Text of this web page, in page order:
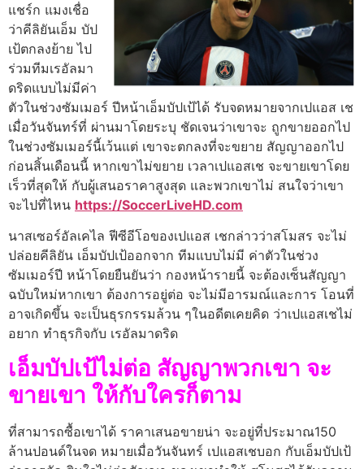
แชร์ก แมงเชื่อ
ว่าคีลิยันเอ็ม บัป
เป้ตกลงย้าย ไป
ร่วมทีมเรอัลมา
ดริดแบบไม่มีค่า
ตัวในช่วงซัมเมอร์ ปีหน้าเอ็มบัปเป้ได้ รับจดหมายจากเปแอส เช
เมื่อวันจันทร์ที่ ผ่านมาโดยระบุ ชัดเจนว่าเขาจะ ถูกขายออกไป
ในช่วงซัมเมอร์นี้เว้นแต่ เขาจะตกลงที่จะขยาย สัญญาออกไป
ก่อนสิ้นเดือนนี้ หากเขาไม่ขยาย เวลาเปแอสเช จะขายเขาโดย
เร็วที่สุดให้ กับผู้เสนอราคาสูงสุด และพวกเขาไม่ สนใจว่าเขา
จะไปที่ไหน https://SoccerLiveHD.com
นาสเซอร์อัลเคไล ฟีซีอีโอของเปแอส เชกล่าวว่าสโมสร จะไม่
ปล่อยคีลิยัน เอ็มบัปเป้ออกจาก ทีมแบบไม่มี ค่าตัวในช่วง
ซัมเมอร์ปี หน้าโดยยืนยันว่า กองหน้ารายนี้ จะต้องเซ็นสัญญา
ฉบับใหม่หากเขา ต้องการอยู่ต่อ จะไม่มีอารมณ์และการ โอนที่
อาจเกิดขึ้น จะเป็นธุรกรรมล้วน ๆในอดีตเคยคิด ว่าเปแอสเชไม่
อยาก ทําธุรกิจกับ เรอัลมาดริด
เอ็มบัปเป้ไม่ต่อ สัญญาพวกเขา จะ
ขายเขา ให้กับใครก็ตาม
ที่สามารถซื้อเขาได้ ราคาเสนอขายน่า จะอยู่ที่ประมาณ150
ล้านปอนด์ในจด หมายเมื่อวันจันทร์ เปแอสเชบอก กับเอ็มบัปเป้